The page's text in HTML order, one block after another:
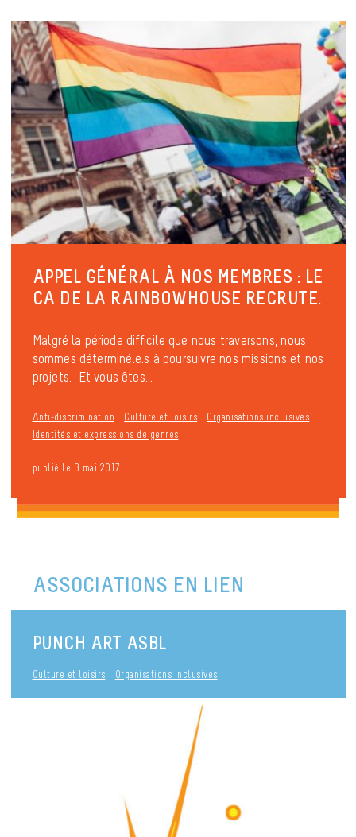
APPEL GÉNÉRAL À NOS MEMBRES : LE
CA DE LA RAINBOWHOUSE RECRUTE.
Malgré la période difficile que nous traversons, nous
sommes déterminé.e.s à poursuivre nos missions et nos
projets. Et vous êtes...
Anti-discrimination Culture et loisirs
Organisations inclusives
Identités et expressions de genres
publié le 3 mai 2017
ASSOCIATIONS EN LIEN
PUNCH ART ASBL
Culture et loisirs Organisations inclusives